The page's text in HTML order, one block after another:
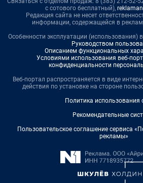
с сотового бесплатный),
Редакция сайта не несет
информации, содержащейся в
Особенности эксплуатации (использования)
Руководством
Описанием функциональных
Условиями использования веб-
конфиденциальности
Веб-портал распространяется в виде
действия по установке на стороне
Политика использования
Рекомендательные
Пользовательское соглашение сервиса
рекламы»